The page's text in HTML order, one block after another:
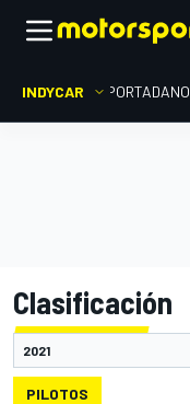
INDYCAR PORTADA
Clasificación
PILOTOS